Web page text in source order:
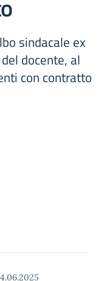
sindacale ex
docente, al
con contratto